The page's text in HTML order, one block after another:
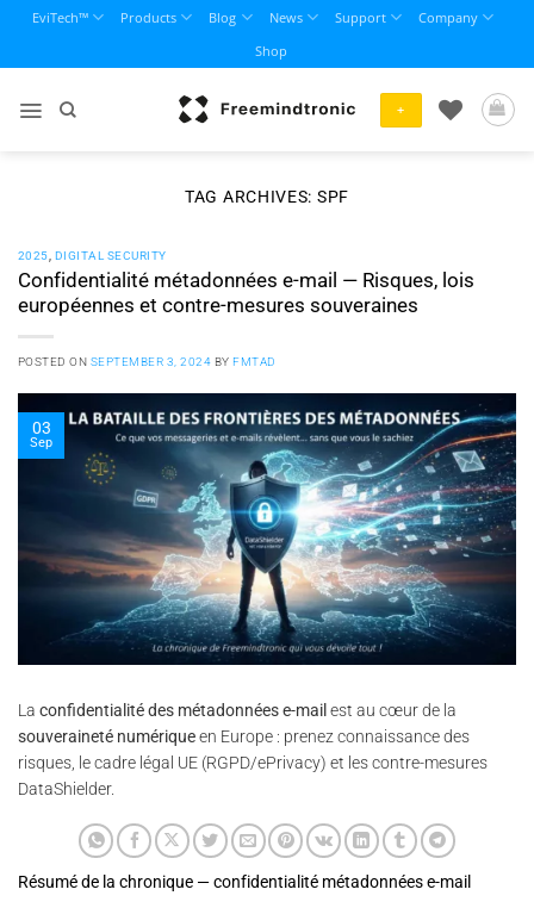
content
EviTech™ Products Blog News Support
Company
Shop
+
TAG ARCHIVES: SPF
2025 DIGITAL SECURITY
Confidentialité métadonnées e-mail — Risques, lois
européennes et contre-mesures souveraines
POSTED ON SEPTEMBER 3, 2024 BYFMTAD
03
Sep
La confidentialité des métadonnées e-mail est au cœur de la
souveraineté numériqueen Europe : prenez connaissance des
risques, le cadre légal UE (RGPD/ePrivacy) et les contre-mesures
DataShielder.
Résumé de la chronique — confidentialité métadonnées e-mail